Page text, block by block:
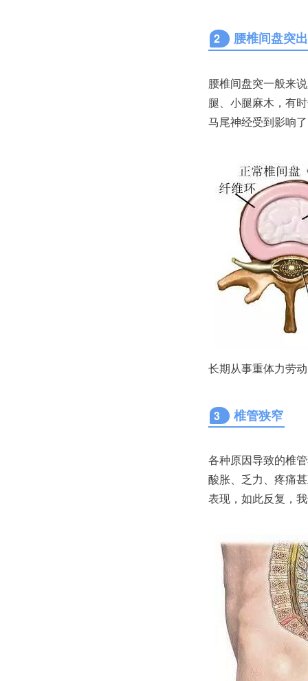
2 腰椎间盘突
腰椎间盘突一般来
腿、小腿麻木，有
马尾神经受到影响
长期从事重体力劳
3 椎管狭窄
各种原因导致的椎
酸胀、乏力、疼痛
表现，如此反复，